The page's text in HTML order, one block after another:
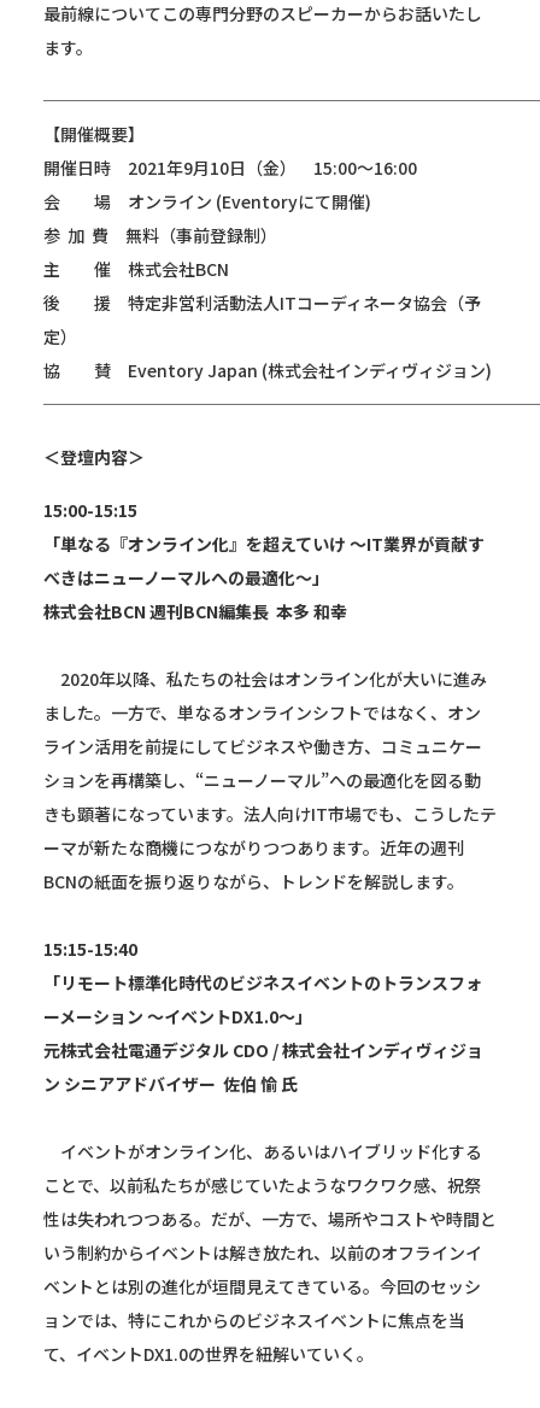
最前線についてこの専門分野のスピーカーからお話いたし
ます。
【開催概要】
開催日時 2021年9月10日（金） 15:00～16:00
会 場 オンライン (Eventoryにて開催)
参 加 費 無料（事前登録制）
主 催 株式会社BCN
後 援 特定非営利活動法人ITコーディネータ協会（予
定）
協 賛 Eventory Japan (株式会社インディヴィジョン)
＜登壇内容＞
15:00-15:15
「単なる『オンライン化』を超えていけ ～IT業界が貢献す
べきはニューノーマルへの最適化～」
株式会社BCN 週刊BCN編集長 本多 和幸
2020年以降、私たちの社会はオンライン化が大いに進み
ました。一方で、単なるオンラインシフトではなく、オン
ライン活用を前提にしてビジネスや働き方、コミュニケー
ションを再構築し、“ニューノーマル”への最適化を図る動
きも顕著になっています。法人向けIT市場でも、こうしたテ
ーマが新たな商機につながりつつあります。近年の週刊
BCNの紙面を振り返りながら、トレンドを解説します。
15:15-15:40
「リモート標準化時代のビジネスイベントのトランスフォ
ーメーション 〜イベントDX1.0〜」
元株式会社電通デジタル CDO / 株式会社インディヴィジョ
ン シニアアドバイザー 佐伯 愉 氏
イベントがオンライン化、あるいはハイブリッド化する
ことで、以前私たちが感じていたようなワクワク感、祝祭
性は失われつつある。だが、一方で、場所やコストや時間と
いう制約からイベントは解き放たれ、以前のオフラインイ
ベントとは別の進化が垣間見えてきている。今回のセッシ
ョンでは、特にこれからのビジネスイベントに焦点を当
て、イベントDX1.0の世界を紐解いていく。